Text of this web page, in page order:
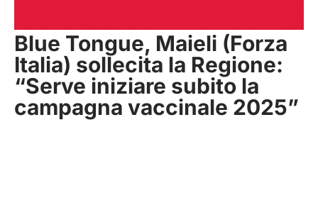
Blue Tongue, Maieli (Forza
Italia) sollecita la Regione:
“Serve iniziare subito la
campagna vaccinale 2025”